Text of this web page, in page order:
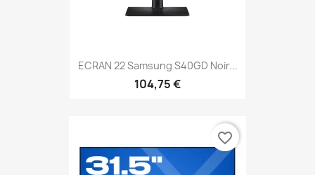
ECRAN 22 Samsung S40GD Noir...
104,75 €
favorite_border